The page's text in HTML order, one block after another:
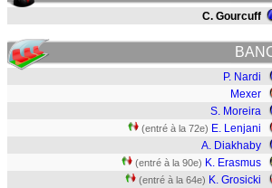
C. Gourcuff
P. Nardi
Mexer
S. Moreira
(entré à la 72e) E. Lenjani
A. Diakhaby
(entré à la 90e) K. Erasmus
(entré à la 64e) K. Grosicki